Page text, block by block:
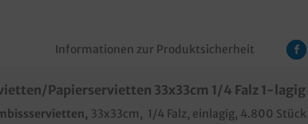
Informationen zur Produktsicherheit
Papierservietten 33x33cm 1/4 Falz 1-
33x33cm, 1/4 Falz, einlagig, 4.800